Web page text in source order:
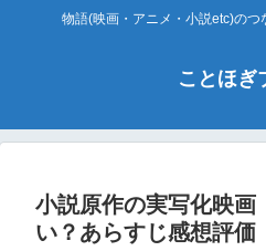
物語(映画・アニメ・小説etc)の
ことほぎ
小説原作の実写化映画
い？あらすじ感想評価